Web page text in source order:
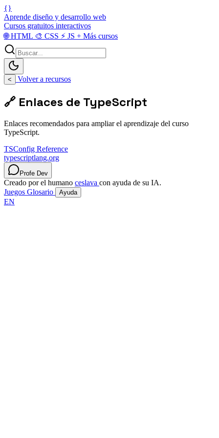
{}
Aprende diseño y desarrollo web
Cursos gratuitos interactivos
🌐HTML 🎨 CSS ⚡ JS + Más cursos
< Volver a recursos
🔗 Enlaces de TypeScript
Enlaces recomendados para ampliar el aprendizaje del curso
TypeScript.
TSConfig Reference
typescriptlang.org
Profe Dev
Creado por el humano ceslava con ayuda de su IA.
Juegos Glosario Ayuda
EN